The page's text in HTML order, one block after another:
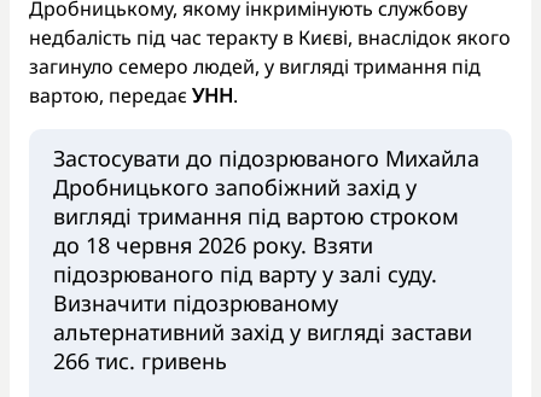
Дробницькому, якому інкримінують службову
недбалість під час теракту в Києві, внаслідок якого
загинуло семеро людей, у вигляді тримання під
вартою, передає УНН.
Застосувати до підозрюваного Михайла
Дробницького запобіжний захід у
вигляді тримання під вартою строком
до 18 червня 2026 року. Взяти
підозрюваного під варту у залі суду.
Визначити підозрюваному
альтернативний захід у вигляді застави
266 тис. гривень